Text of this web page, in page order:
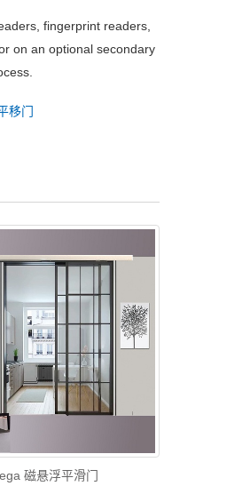
fingerprint readers,
on an optional secondary
移门
磁悬浮平滑门